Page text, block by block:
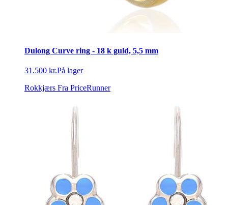
Dulong Curve ring - 18 k guld, 5,5 mm
31.500 kr.På lager
Rokkjærs Fra PriceRunner